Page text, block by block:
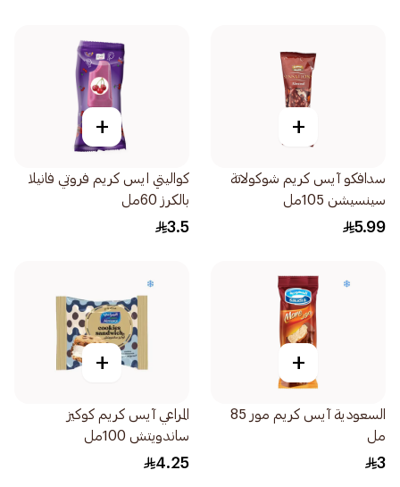
+
سدافكو آيس كريم شوكولاتة
سينسيشن 105مل
5.99
+
كواليتي ايس كريم فروتي فانيلا
بالكرز 60مل
3.5
+
السعودية آيس كريم مور 85
مل
3
+
المراعي آيس كريم كوكيز
ساندويتش 100مل
4.25